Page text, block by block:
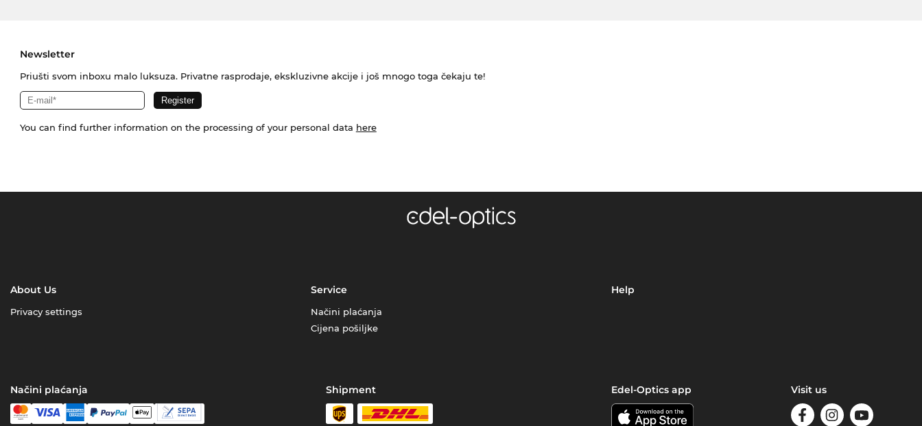
Newsletter
Priušti svom inboxu malo luksuza. Privatne rasprodaje, ekskluzivne akcije i još mnogo toga čekaju te!
You can find further information on the processing of your personal data here
About Us
Privacy settings
Service
Načini plaćanja
Cijena pošiljke
Help
Načini plaćanja Shipment Edel-Optics app Visit us